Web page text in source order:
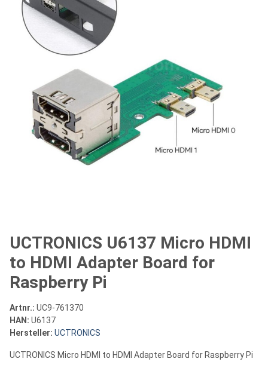
UCTRONICS U6137 Micro HDMI
to HDMI Adapter Board for
Raspberry Pi
Artnr.: UC9-761370
HAN: U6137
Hersteller: UCTRONICS
UCTRONICS Micro HDMI to HDMI Adapter Board for Raspberry Pi